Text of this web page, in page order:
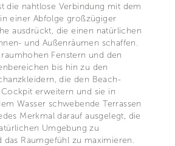
die nahtlose Verbindung mit dem
einer Abfolge großzügiger
ausdrückt, die einen natürlichen
und Außenräumen schaffen.
Fenstern und den
bis hin zu den
die den Beach-
erweitern und sie in
Wasser schwebende Terrassen
Merkmal darauf ausgelegt, die
Umgebung zu
das Raumgefühl zu maximieren.